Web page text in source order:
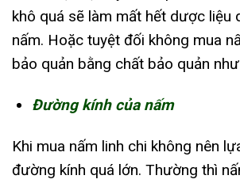
khô quá sẽ làm mất hết dược liệu
nấm. Hoặc tuyệt đối không mua
bảo quản bằng chất bảo quản
Đường kính của nấm
Khi mua nấm linh chi không nên
đường kính quá lớn. Thường thì